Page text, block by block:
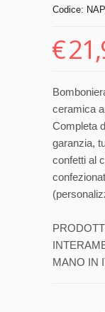
Codice:
€
ceramica
Completa
garanzia,
confetti al
MANO IN